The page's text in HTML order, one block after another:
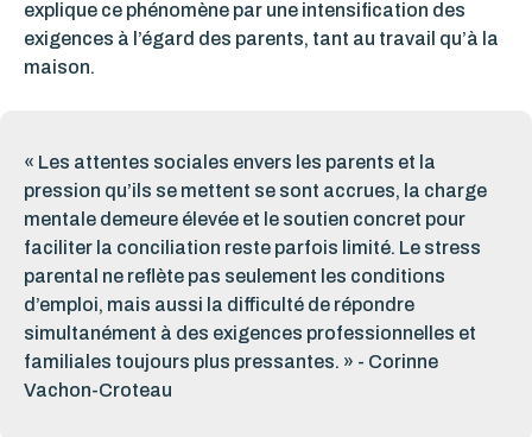
explique ce phénomène par une intensification des
exigences à l’égard des parents, tant au travail qu’à la
maison.
« Les attentes sociales envers les parents et la
pression qu’ils se mettent se sont accrues, la charge
mentale demeure élevée et le soutien concret pour
faciliter la conciliation reste parfois limité. Le stress
parental ne reflète pas seulement les conditions
d’emploi, mais aussi la difficulté de répondre
simultanément à des exigences professionnelles et
familiales toujours plus pressantes. » - Corinne
Vachon-Croteau